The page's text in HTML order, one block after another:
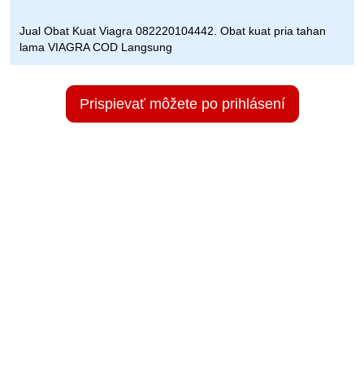
Jual Obat Kuat Viagra 082220104442. Obat kuat pria tahan
lama VIAGRA COD Langsung
Prispievať môžete po prihlásení